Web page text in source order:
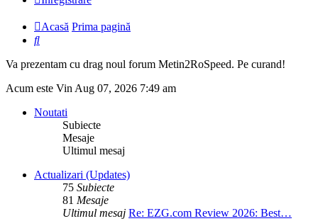
Acasă Prima pagină
Căutare
Va prezentam cu drag noul forum Metin2RoSpeed. Pe curand!
Acum este Vin Aug 07, 2026 7:49 am
Noutati
Subiecte
Mesaje
Ultimul mesaj
Actualizari (Updates)
75 Subiecte
81 Mesaje
Ultimul mesaj Re: EZG.com Review 2026: Best…